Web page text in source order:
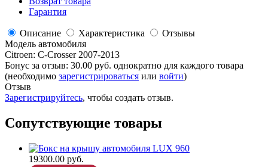
Гарантия
Описание Характеристика
Отзывы
Модель автомобиля
Citroen: C-Crosser 2007-2013
Бонус за отзыв: 30.00 руб. однократно для каждого товара
(необходимо зарегистрироваться или войти)
Отзыв
Зарегистрируйтесь, чтобы создать отзыв.
Сопутствующие товары
19300.00 руб.